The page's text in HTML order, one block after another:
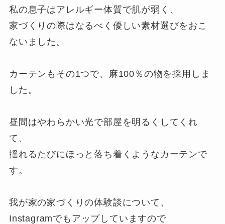
私の息子はアレルギー体質で肌が弱く、
家づくりの際はなるべく優しい素材選びをおこ
ないました。
カーテンもその1つで、麻100％の物を採用しま
した。
昼間はやわらかい光で部屋を明るくしてくれ
て、
揺れるたびにほっと落ち着くようなカーテンで
す。
我が家の家づくりの体験談について、
Instagramでもアップしていますので